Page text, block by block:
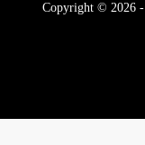
Copyright © 2026 -